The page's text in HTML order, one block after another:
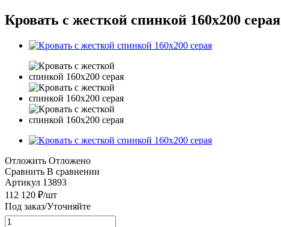
Кровать с жесткой спинкой 160x200 серая
Отложить Отложено
Сравнить В сравнении
Артикул 13893
112 120 ₽/шт
Под заказ/Уточняйте